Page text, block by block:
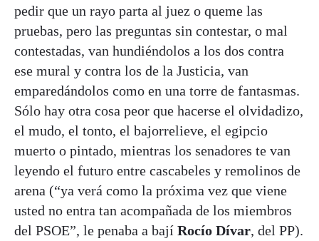
pedir que un rayo parta al juez o queme las
pruebas, pero las preguntas sin contestar, o mal
contestadas, van hundiéndolos a los dos contra
ese mural y contra los de la Justicia, van
emparedándolos como en una torre de fantasmas.
Sólo hay otra cosa peor que hacerse el olvidadizo,
el mudo, el tonto, el bajorrelieve, el egipcio
muerto o pintado, mientras los senadores te van
leyendo el futuro entre cascabeles y remolinos de
arena (“ya verá como la próxima vez que viene
usted no entra tan acompañada de los miembros
del PSOE”, le penaba a bají Rocío Dívar, del PP).